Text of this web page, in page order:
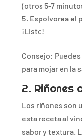
(otros 5-7
Espolvorea el
¡Listo!
Consejo:
para mojar en la
2. Riñones
Los riñones son
esta receta al
sabor y textura.